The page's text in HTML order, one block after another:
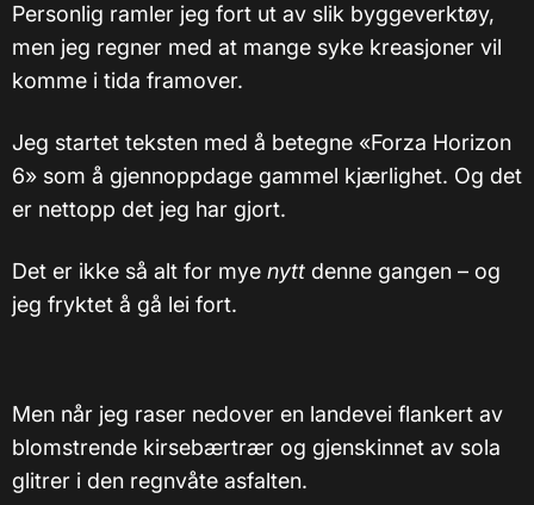
Personlig ramler jeg fort ut av slik byggeverktøy,
men jeg regner med at mange syke kreasjoner vil
komme i tida framover.
Jeg startet teksten med å betegne «Forza Horizon
6» som å gjennoppdage gammel kjærlighet. Og det
er nettopp det jeg har gjort.
Det er ikke så alt for mye nytt denne gangen – og
jeg fryktet å gå lei fort.
Men når jeg raser nedover en landevei flankert av
blomstrende kirsebærtrær og gjenskinnet av sola
glitrer i den regnvåte asfalten.